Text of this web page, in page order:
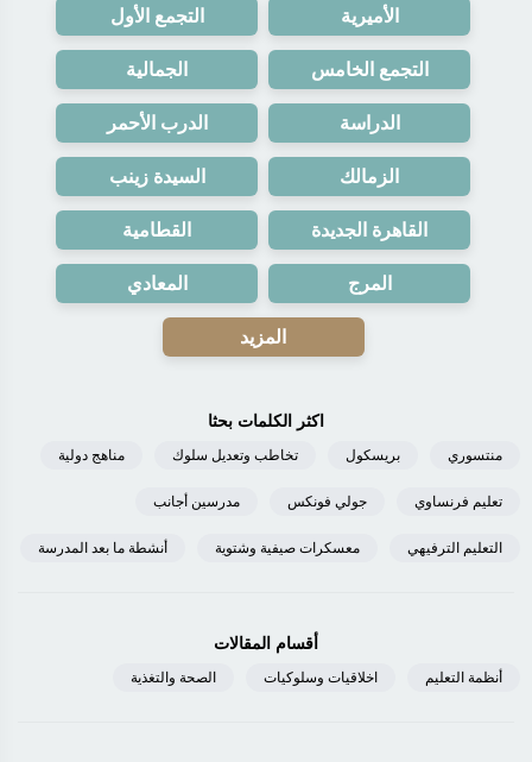
الأميرية التجمع الأول
التجمع الخامس الجمالية
الدراسة الدرب الأحمر
الزمالك السيدة زينب
القاهرة الجديدة القطامية
المرج المعادي
المزيد
اكثر الكلمات بحثا
منتسوري بريسكول تخاطب وتعديل سلوك مناهج دولية
تعليم فرنساوي جولي فونكس مدرسين أجانب
التعليم الترفيهي معسكرات صيفية وشتوية أنشطة ما بعد المدرسة
أقسام المقالات
أنظمة التعليم اخلاقيات وسلوكيات الصحة والتغذية